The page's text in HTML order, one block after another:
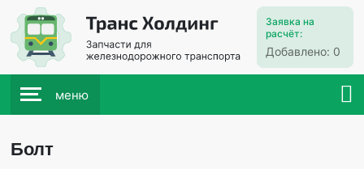
Заявка на
расчёт:
Добавлено: 0
меню
Болт